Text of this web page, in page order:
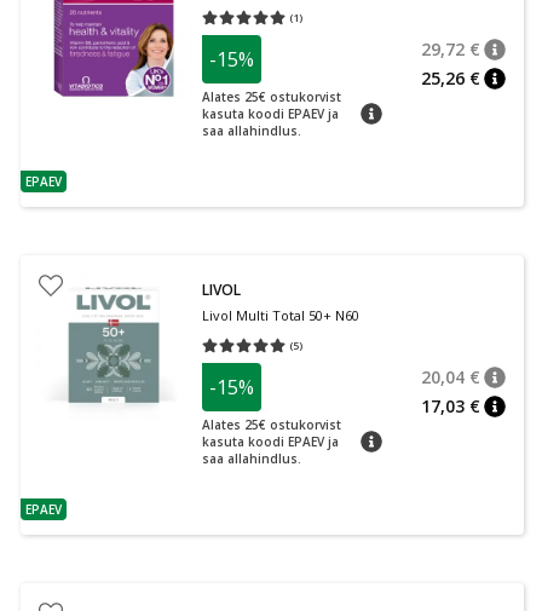
nõuanne
EPAEV
(1)
Средняя оценка 5.00
-15%
Alates 25€ ostukorvist
kasuta koodi EPAEV ja
saa allahindlus.
nõuanne
29,72 €
25,26 €
nõuanne
EPAEV
LIVOL
Livol Multi Total 50+ N60
(5)
Средняя оценка 5.00
-15%
Alates 25€ ostukorvist
kasuta koodi EPAEV ja
saa allahindlus.
nõuanne
20,04 €
17,03 €